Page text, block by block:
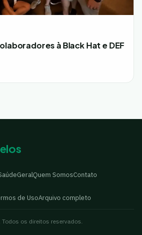
à Black Hat e DEF
GeralQuem SomosContato
de UsoArquivo completo
os direitos reservados.